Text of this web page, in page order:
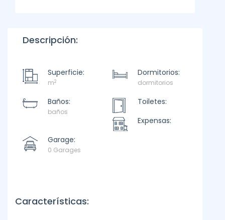
Descripción:
Superficie:
m2
Dormitorios:
dormitorios
Baños:
baños
Toiletes:
Expensas:
Garage:
0 Garages
Características: